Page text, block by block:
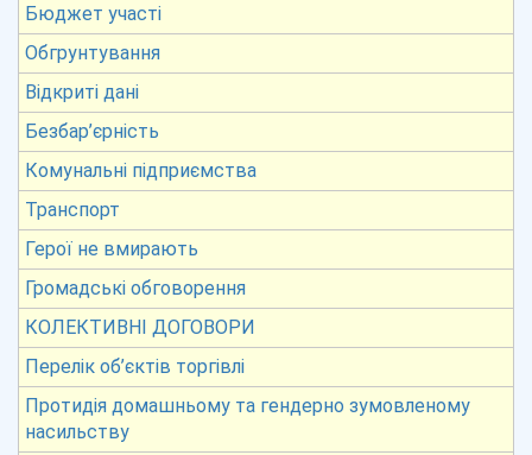
Бюджет участі
Обгрунтування
Відкриті дані
Безбар’єрність
Комунальні підприємства
Транспорт
Герої не вмирають
Громадські обговорення
КОЛЕКТИВНІ ДОГОВОРИ
Перелік об’єктів торгівлі
Протидія домашньому та гендерно зумовленому
насильству